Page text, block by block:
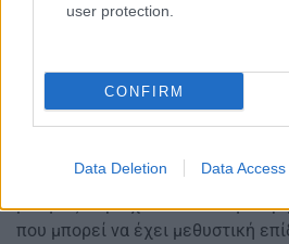
user protection.
CONFIRM
Data Deletion Data Access
Η τάση αυτή μπορεί να
Ο Αnthony Pizon, που ειδικεύεται
εξηγεί στο UPMC γιατί είναι
ειδών υδρογονανθράκων. Ουσίες
μπογιές περιέχουν έναν
που μπορεί να έχει μεθυστική